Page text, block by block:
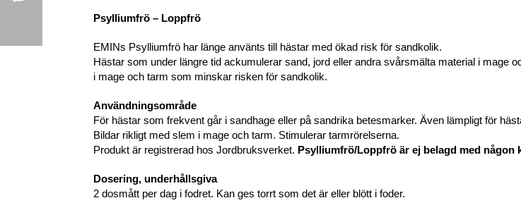
Psylliumfrö – Loppfrö
EMINs Psylliumfrö har länge använts till hästar med ökad risk för sandkolik.
Hästar som under längre tid ackumulerar sand, jord eller andra svårsmälta material i mage
i mage och tarm som minskar risken för sandkolik.
Användningsområde
För hästar som frekvent går i sandhage eller på sandrika betesmarker. Även lämpligt för
Bildar rikligt med slem i mage och tarm. Stimulerar tarmrörelserna.
Produkt är registrerad hos Jordbruksverket. Psylliumfrö/Loppfrö är ej belagd med någon
Dosering, underhållsgiva
2 dosmått per dag i fodret. Kan ges torrt som det är eller blött i foder.